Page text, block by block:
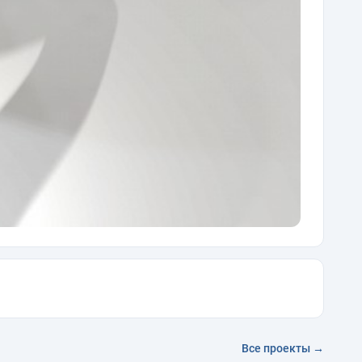
Все проекты →